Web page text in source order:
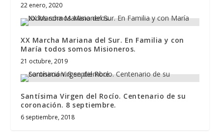
22 enero, 2020
XX Marcha Mariana del Sur. En Familia y con
María todos somos Misioneros.
21 octubre, 2019
Santísima Virgen del Rocío. Centenario de su
coronación. 8 septiembre.
6 septiembre, 2018